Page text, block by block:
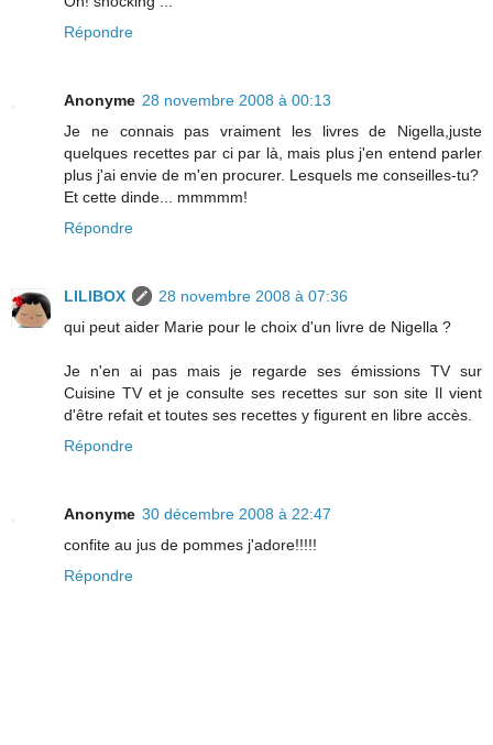
Répondre
Anonyme 28 novembre 2008 à 00:13
Je ne connais pas vraiment les livres de Nigella,juste
quelques recettes par ci par là, mais plus j'en entend parler
plus j'ai envie de m'en procurer. Lesquels me conseilles-tu?
Et cette dinde... mmmmm!
Répondre
LILIBOX
28 novembre 2008 à 07:36
qui peut aider Marie pour le choix d'un livre de Nigella ?
Je n'en ai pas mais je regarde ses émissions TV sur
Cuisine TV et je consulte ses recettes sur son site Il vient
d'être refait et toutes ses recettes y figurent en libre accès.
Répondre
Anonyme 30 décembre 2008 à 22:47
confite au jus de pommes j'adore!!!!!
Répondre